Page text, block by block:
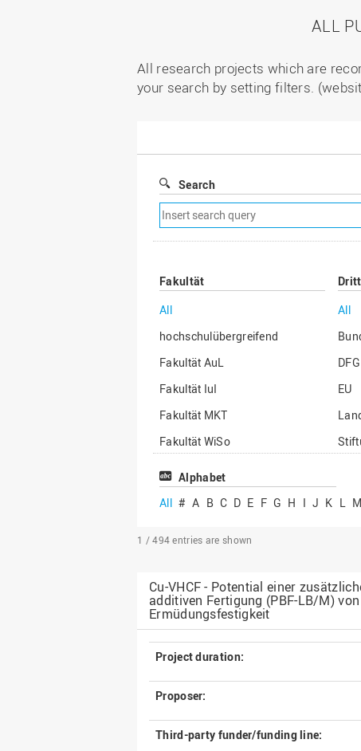
ALL
All research projects which are
your search by setting filters.
Search
Remove
search
filter
Fakultät
All
hochschulübergreifend
Fakultät AuL
Fakultät IuI
Fakultät MKT
Fakultät WiSo
Institut für Musik
All
DFG
EU
Alphabet
All # A B C D E F G H I J K L M
1 / 494 entries are shown
Cu-VHCF - Potential einer
additiven Fertigung (PBF-LB/M)
Ermüdungsfestigkeit
Project duration:
Proposer:
Third-party funder/funding line: